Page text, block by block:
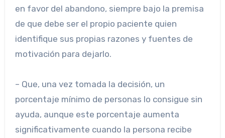
en favor del abandono, siempre bajo la premisa
de que debe ser el propio paciente quien
identifique sus propias razones y fuentes de
motivación para dejarlo.
– Que, una vez tomada la decisión, un
porcentaje mínimo de personas lo consigue sin
ayuda, aunque este porcentaje aumenta
significativamente cuando la persona recibe